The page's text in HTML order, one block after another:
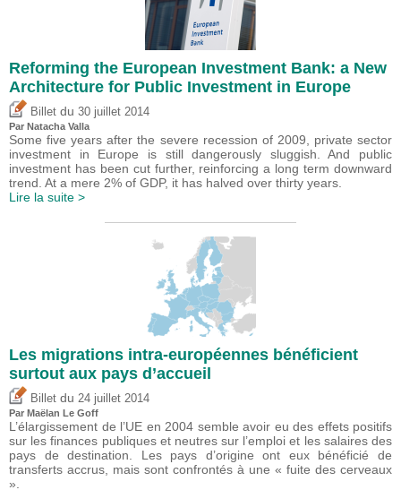
Reforming the European Investment Bank: a New
Architecture for Public Investment in Europe
Billet du 30 juillet 2014
Par Natacha Valla
Some five years after the severe recession of 2009, private sector
investment in Europe is still dangerously sluggish. And public
investment has been cut further, reinforcing a long term downward
trend. At a mere 2% of GDP, it has halved over thirty years.
Lire la suite >
Les migrations intra-européennes bénéficient
surtout aux pays d’accueil
Billet du 24 juillet 2014
Par Maëlan Le Goff
L’élargissement de l’UE en 2004 semble avoir eu des effets positifs
sur les finances publiques et neutres sur l’emploi et les salaires des
pays de destination. Les pays d’origine ont eux bénéficié de
transferts accrus, mais sont confrontés à une « fuite des cerveaux
».